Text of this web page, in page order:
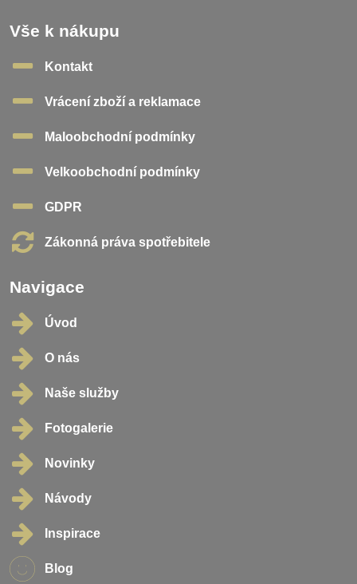
Vše k nákupu
Kontakt
Vrácení zboží a reklamace
Maloobchodní podmínky
Velkoobchodní podmínky
GDPR
Zákonná práva spotřebitele
Navigace
Úvod
O nás
Naše služby
Fotogalerie
Novinky
Návody
Inspirace
Blog